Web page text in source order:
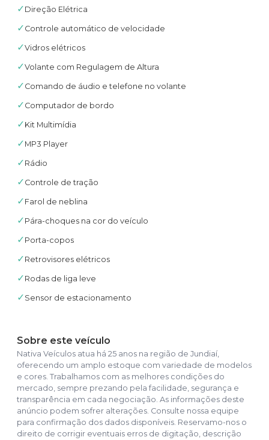
✓ Direção Elétrica
✓ Controle automático de velocidade
✓Vidros elétricos
✓Volante com Regulagem de Altura
✓ Comando de áudio e telefone no volante
✓ Computador de bordo
✓ Kit Multimídia
✓ MP3 Player
✓ Rádio
✓ Controle de tração
✓ Farol de neblina
✓ Pára-choques na cor do veículo
✓ Porta-copos
✓ Retrovisores elétricos
✓ Rodas de liga leve
✓ Sensor de estacionamento
Sobre este veículo
Nativa Veículos atua há 25 anos na região de Jundiaí,
oferecendo um amplo estoque com variedade de modelos
e cores. Trabalhamos com as melhores condições do
mercado, sempre prezando pela facilidade, segurança e
transparência em cada negociação. As informações deste
anúncio podem sofrer alterações. Consulte nossa equipe
para confirmação dos dados disponíveis. Reservamo-nos o
direito de corrigir eventuais erros de digitação, descrição